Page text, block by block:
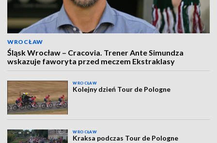
WROCŁAW
Śląsk Wrocław – Cracovia. Trener Ante Simundza
wskazuje faworyta przed meczem Ekstraklasy
WROCŁAW
Kolejny dzień Tour de Pologne
WROCŁAW
Kraksa podczas Tour de Pologne